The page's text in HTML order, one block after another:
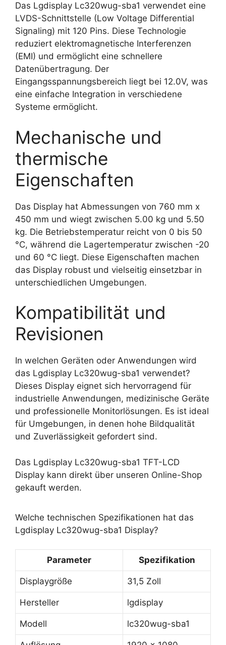
Das Lgdisplay Lc320wug-sba1 verwendet eine
LVDS-Schnittstelle (Low Voltage Differential
Signaling) mit 120 Pins. Diese Technologie
reduziert elektromagnetische Interferenzen
(EMI) und ermöglicht eine schnellere
Datenübertragung. Der
Eingangsspannungsbereich liegt bei 12.0V, was
eine einfache Integration in verschiedene
Systeme ermöglicht.
Mechanische und
thermische
Eigenschaften
Das Display hat Abmessungen von 760 mm x
450 mm und wiegt zwischen 5.00 kg und 5.50
kg. Die Betriebstemperatur reicht von 0 bis 50
°C, während die Lagertemperatur zwischen -20
und 60 °C liegt. Diese Eigenschaften machen
das Display robust und vielseitig einsetzbar in
unterschiedlichen Umgebungen.
Kompatibilität und
Revisionen
In welchen Geräten oder Anwendungen wird
das Lgdisplay Lc320wug-sba1 verwendet?
Dieses Display eignet sich hervorragend für
industrielle Anwendungen, medizinische Geräte
und professionelle Monitorlösungen. Es ist ideal
für Umgebungen, in denen hohe Bildqualität
und Zuverlässigkeit gefordert sind.
Das Lgdisplay Lc320wug-sba1 TFT-LCD
Display kann direkt über unseren Online-Shop
gekauft werden.
Welche technischen Spezifikationen hat das
Lgdisplay Lc320wug-sba1 Display?
Parameter Spezifikation
Displaygröße 31,5 Zoll
Hersteller lgdisplay
Modell lc320wug-sba1